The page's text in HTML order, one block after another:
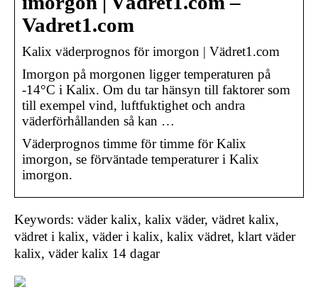
Vadret1.com
Kalix väderprognos för imorgon | Vädret1.com
Imorgon på morgonen ligger temperaturen på
-14°C i Kalix. Om du tar hänsyn till faktorer som
till exempel vind, luftfuktighet och andra
väderförhållanden så kan …
Väderprognos timme för timme för Kalix
imorgon, se förväntade temperaturer i Kalix
imorgon.
Keywords: väder kalix, kalix väder, vädret kalix,
vädret i kalix, väder i kalix, kalix vädret, klart väder
kalix, väder kalix 14 dagar